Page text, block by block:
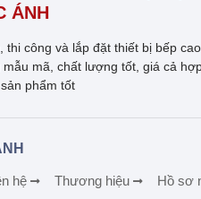
ÁNH
thi công và lắp đặt thiết bị bếp
mã, chất lượng tốt, giá cả
phẩm tốt
hệ Thương hiệu Hồ sơ